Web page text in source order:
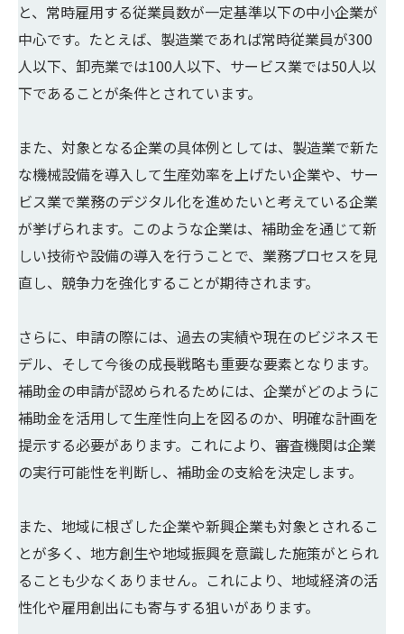
と、常時雇用する従業員数が一定基準以下の中小企業が
中心です。たとえば、製造業であれば常時従業員が300
人以下、卸売業では100人以下、サービス業では50人以
下であることが条件とされています。
また、対象となる企業の具体例としては、製造業で新た
な機械設備を導入して生産効率を上げたい企業や、サー
ビス業で業務のデジタル化を進めたいと考えている企業
が挙げられます。このような企業は、補助金を通じて新
しい技術や設備の導入を行うことで、業務プロセスを見
直し、競争力を強化することが期待されます。
さらに、申請の際には、過去の実績や現在のビジネスモ
デル、そして今後の成長戦略も重要な要素となります。
補助金の申請が認められるためには、企業がどのように
補助金を活用して生産性向上を図るのか、明確な計画を
提示する必要があります。これにより、審査機関は企業
の実行可能性を判断し、補助金の支給を決定します。
また、地域に根ざした企業や新興企業も対象とされるこ
とが多く、地方創生や地域振興を意識した施策がとられ
ることも少なくありません。これにより、地域経済の活
性化や雇用創出にも寄与する狙いがあります。